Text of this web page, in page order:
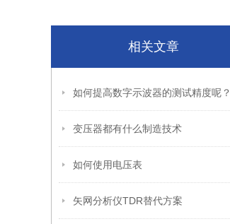
相关文章
如何提高数字示波器的测试精度呢？
变压器都有什么制造技术
如何使用电压表
矢网分析仪TDR替代方案